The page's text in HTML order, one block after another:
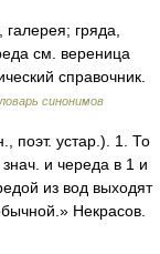
гряда,
см. вереница
справочник.
синонимов
поэт. устар.). 1. То
и череда в 1 и
из вод выходят
Некрасов.